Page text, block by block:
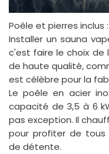
Poêle et pierres inclus :
Installer un sauna
c'est faire le choix de
de haute qualité,
est célèbre pour la
Le poêle en acier
capacité de 3,5 à 6
pas exception. Il
pour profiter de
de détente.